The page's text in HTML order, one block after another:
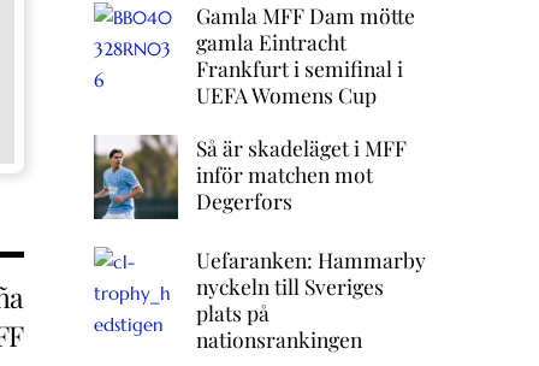
Gamla MFF Dam mötte
gamla Eintracht
Frankfurt i semifinal i
UEFA Womens Cup
Så är skadeläget i MFF
inför matchen mot
Degerfors
Uefaranken: Hammarby
nyckeln till Sveriges
plats på
nationsrankingen